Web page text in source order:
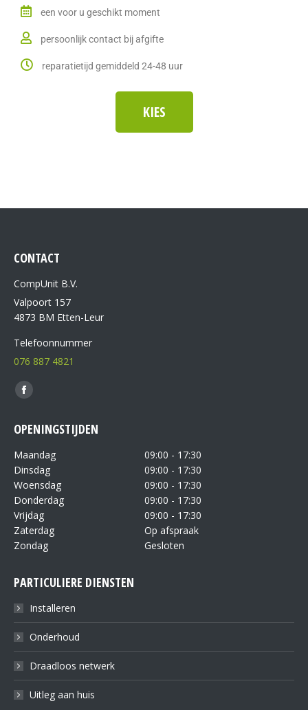
een voor u geschikt moment
persoonlijk contact bij afgifte
reparatietijd gemiddeld 24-48 uur
KIES
CONTACT
CompUnit B.V.
Valpoort 157
4873 BM Etten-Leur
Telefoonnummer
076 887 4821
Vind ons op:
OPENINGSTIJDEN
Maandag
09:00 - 17:30
Dinsdag
09:00 - 17:30
Woensdag
09:00 - 17:30
Donderdag
09:00 - 17:30
Vrijdag
09:00 - 17:30
Zaterdag
Op afspraak
Zondag
Gesloten
PARTICULIERE DIENSTEN
Installeren
Onderhoud
Draadloos netwerk
Uitleg aan huis